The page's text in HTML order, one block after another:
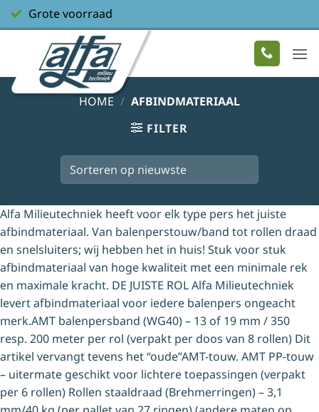
naar
Grote voorraad
HOME / AFBINDMATERIAAL
FILTER
Alfa Milieutechniek heeft voor elk type pers het juiste
afbindmateriaal. Van balenperstouw/band tot rollen draad
en snelsluiters; wij hebben het in huis! Stuk voor stuk
afbindmateriaal van hoge kwaliteit met een minimale rek
en maximale kracht. DE JUISTE ROL Alfa Milieutechniek
levert afbindmateriaal voor iedere balenpers ongeacht
merk.AMT balenpersband (WG40) – 13 of 19 mm / 350
resp. 200 meter per rol (verpakt per doos van 8 rollen) Dit
artikel vervangt tevens het “oude”AMT-touw. AMT PP-touw
– uitermate geschikt voor lichtere toepassingen (verpakt
per 6 rollen) Rollen staaldraad (Brehmerringen) – 3,1